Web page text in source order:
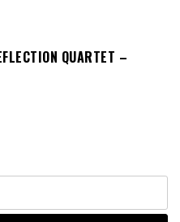
QUARTET –